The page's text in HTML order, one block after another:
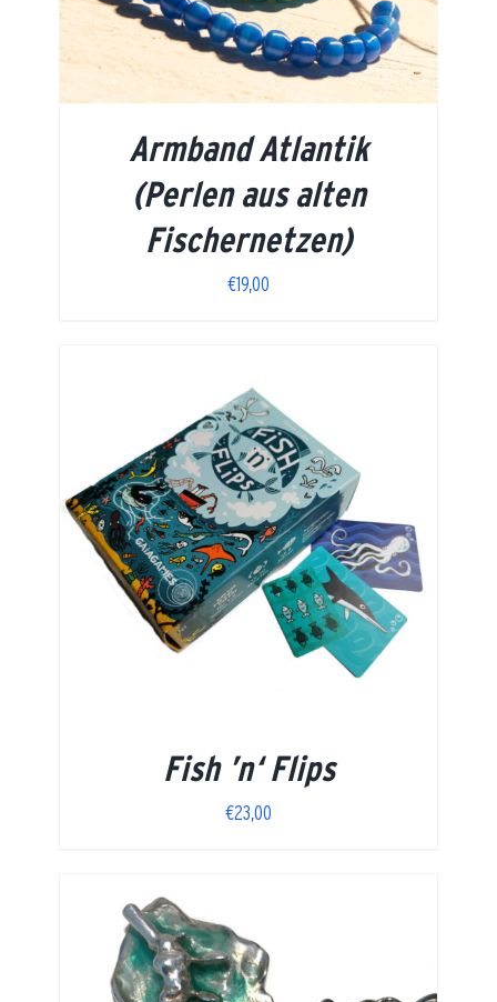
Armband Atlantik
(Perlen aus alten
Fischernetzen)
€19,00
Fish ’n‘ Flips
€23,00